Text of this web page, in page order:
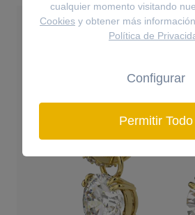
cualquier momento visitando
Cookies y obtener más
Política de
Configurar
Permitir Todo